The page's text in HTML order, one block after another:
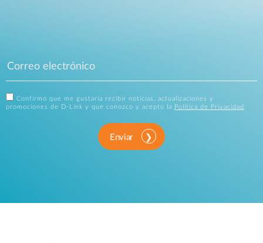
Confirmo que me gustaría recibir noticias, actualizaciones y
promociones de D-Link y que conozco y acepto la
Política de Privacidad .
Enviar